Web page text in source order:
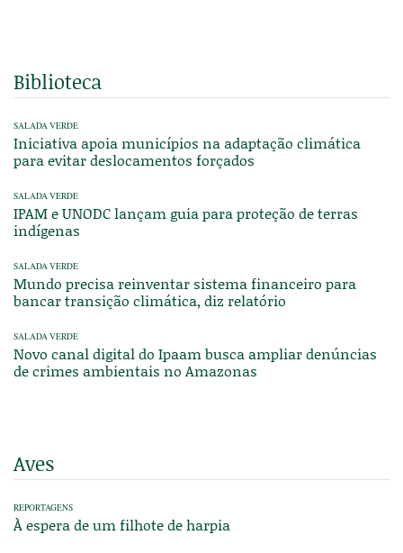
Biblioteca
SALADA VERDE
Iniciativa apoia municípios na adaptação climática
para evitar deslocamentos forçados
SALADA VERDE
IPAM e UNODC lançam guia para proteção de terras
indígenas
SALADA VERDE
Mundo precisa reinventar sistema financeiro para
bancar transição climática, diz relatório
SALADA VERDE
Novo canal digital do Ipaam busca ampliar denúncias
de crimes ambientais no Amazonas
Aves
REPORTAGENS
À espera de um filhote de harpia